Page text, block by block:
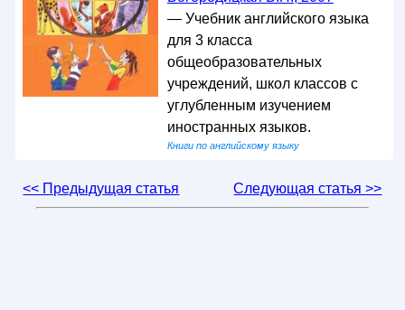
— Учебник английского языка
для 3 класса
общеобразовательных
учреждений, школ классов с
углубленным изучением
иностранных языков.
Книги по английскому языку
<< Предыдущая статья Следующая статья >>